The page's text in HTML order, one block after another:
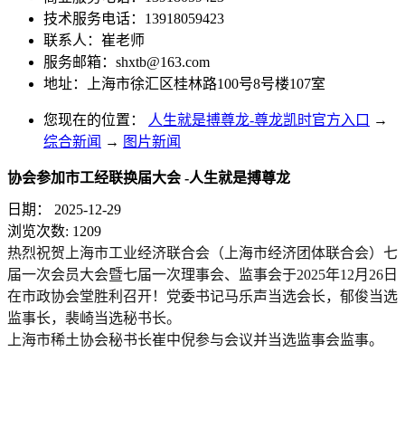
技术服务电话：13918059423
联系人：崔老师
服务邮箱： shxtb@163.com
地址：上海市徐汇区桂林路100号8号楼107室
您现在的位置： 人生就是搏尊龙-尊龙凯时官方入口 →
综合新闻 → 图片新闻
协会参加市工经联换届大会 -人生就是搏尊龙
日期：
2025-12-29
浏览次数: 1209
热烈祝贺上海市工业经济联合会（上海市经济团体联合会）七
届一次会员大会暨七届一次理事会、监事会于2025年12月26日
在市政协会堂胜利召开！党委书记马乐声当选会长，郁俊当选
监事长，裴崎当选秘书长。
上海市稀土协会秘书长崔中倪参与会议并当选监事会监事。